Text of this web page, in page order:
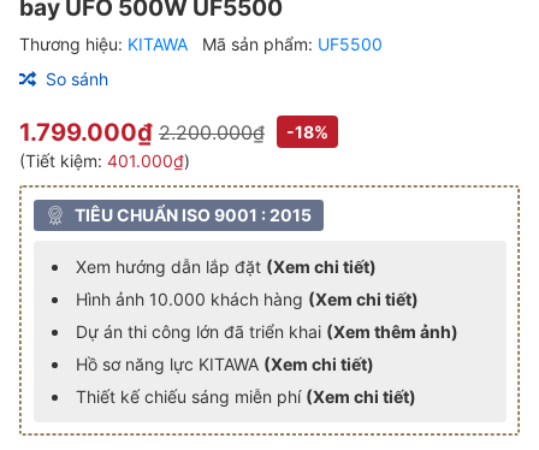
bay UFO 500W UF5500
Thương hiệu: KITAWA Mã sản phẩm: UF5500
So sánh
1.799.000₫ 2.200.000₫
-18%
(Tiết kiệm: 401.000₫)
TIÊU CHUẨN ISO 9001 : 2015
Xem hướng dẫn lắp đặt (Xem chi tiết)
Hình ảnh 10.000 khách hàng (Xem chi tiết)
Dự án thi công lớn đã triển khai (Xem thêm ảnh)
Hồ sơ năng lực KITAWA (Xem chi tiết)
Thiết kế chiếu sáng miễn phí (Xem chi tiết)